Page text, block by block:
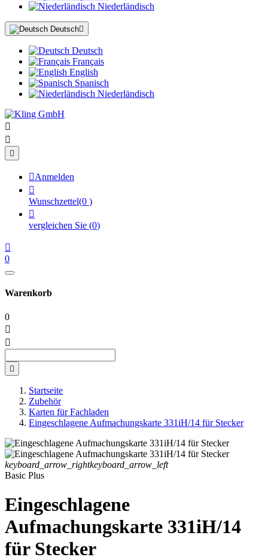
Niederländisch
Deutsch
Deutsch
Français
English
Spanisch
Niederländisch



Anmelden

Wunschzettel(0 )

vergleichen Sie (0)

0
Warenkorb
0



Startseite
Zubehör
Karten für Fachladen
Eingeschlagene Aufmachungskarte 331iH/14 für Stecker
keyboard_arrow_rightkeyboard_arrow_left
Basic Plus
Eingeschlagene
Aufmachungskarte 331iH/14
für Stecker